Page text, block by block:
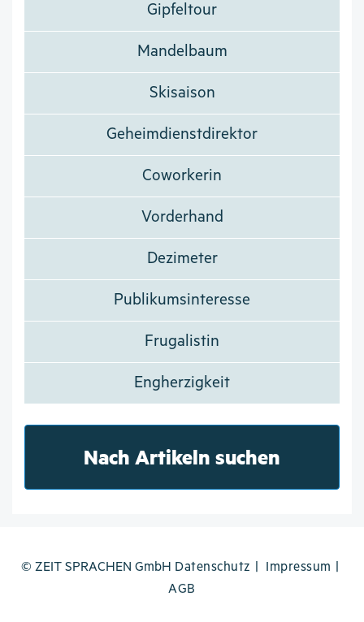
Gipfeltour
Mandelbaum
Skisaison
Geheimdienstdirektor
Coworkerin
Vorderhand
Dezimeter
Publikumsinteresse
Frugalistin
Engherzigkeit
Nach Artikeln suchen
© ZEIT SPRACHEN GmbH Datenschutz
Impressum
AGB